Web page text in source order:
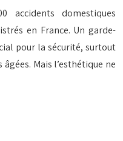
accidents domestiques
en France. Un garde-
pour la sécurité, surtout
Mais l’esthétique ne